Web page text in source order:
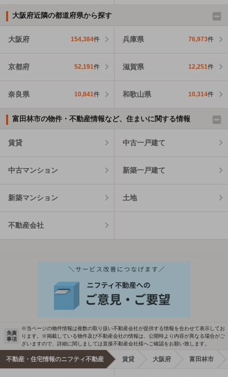
大阪府近隣の都道府県から探す
大阪府 154,384件 兵庫県 76,973件
京都府 52,191件 滋賀県 12,251件
奈良県 10,841件 和歌山県 10,314件
富田林市の物件・不動産情報など、住まいに関する情報
賃貸 中古一戸建て
中古マンション 新築一戸建て
新築マンション 土地
不動産会社
免責
事項
※当ページの物件情報は複数の取り扱い不動産会社が提供する情報を合わせて表示してお
ります。※掲載している物件及び不動産会社の情報は、公開時より内容が異なる場合がご
ざいますので、詳細に関しましては直接不動産会社様へご確認をお願い致します。
不動産・住宅情報のニフティ不動産 賃貸 大阪府 富田林市